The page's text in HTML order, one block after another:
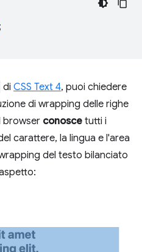
;
di CSS Text 4, puoi chiedere
di wrapping delle righe
browser conosce tutti i
carattere, la lingua e l'area
del testo bilanciato